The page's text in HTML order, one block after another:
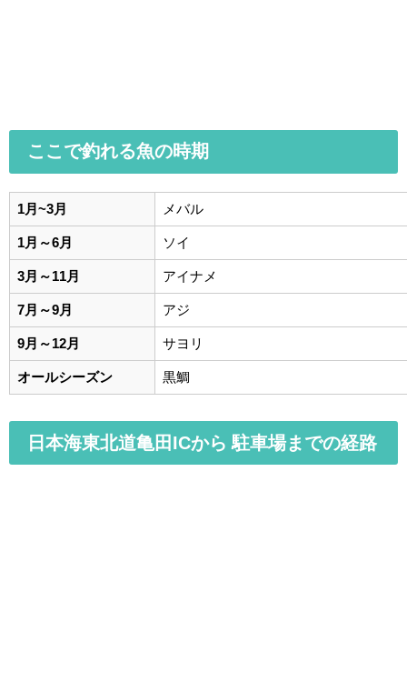
ここで釣れる魚の時期
1月~3月 メバル
1月～6月 ソイ
3月～11月 アイナメ
7月～9月 アジ
9月～12月 サヨリ
オールシーズン 黒鯛
日本海東北道亀田ICから 駐車場までの経路